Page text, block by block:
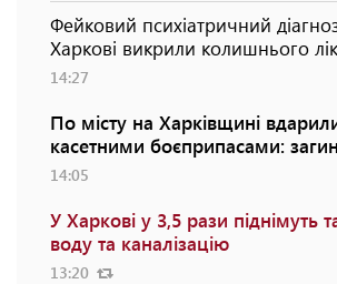
Фейковий психіатричний
Харкові викрили колишнього
14:27
По місту на Харківщині
касетними боєприпасами:
14:05
У Харкові у 3,5 рази піднімуть
воду та каналізацію
13:20